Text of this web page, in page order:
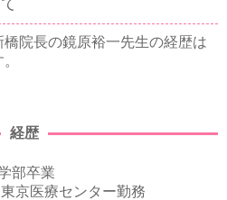
院長の鏡原裕一先生の経歴は
経歴
部卒業
京医療センター勤務